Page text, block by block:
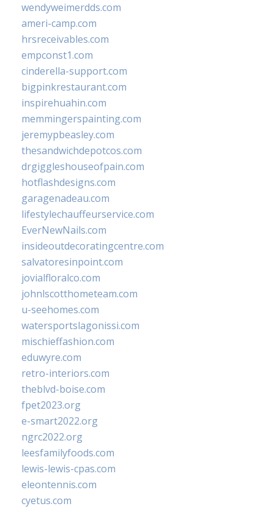
wendyweimerdds.com
ameri-camp.com
hrsreceivables.com
empconst1.com
cinderella-support.com
bigpinkrestaurant.com
inspirehuahin.com
memmingerspainting.com
jeremypbeasley.com
thesandwichdepotcos.com
drgiggleshouseofpain.com
hotflashdesigns.com
garagenadeau.com
lifestylechauffeurservice.com
EverNewNails.com
insideoutdecoratingcentre.com
salvatoresinpoint.com
jovialfloralco.com
johnlscotthometeam.com
u-seehomes.com
watersportslagonissi.com
mischieffashion.com
eduwyre.com
retro-interiors.com
theblvd-boise.com
fpet2023.org
e-smart2022.org
ngrc2022.org
leesfamilyfoods.com
lewis-lewis-cpas.com
eleontennis.com
cyetus.com